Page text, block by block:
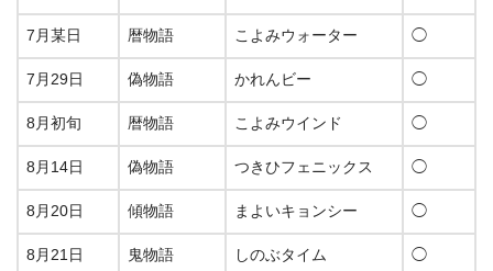
7月某日 暦物語 こよみウォーター ◯
7月29日 偽物語 かれんビー ◯
8月初旬 暦物語 こよみウインド ◯
8月14日 偽物語 つきひフェニックス ◯
8月20日 傾物語 まよいキョンシー ◯
8月21日 鬼物語 しのぶタイム ◯